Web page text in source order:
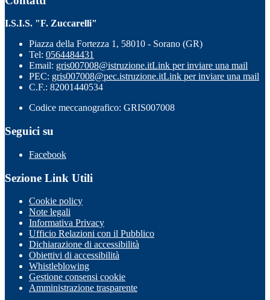
I.S.I.S. "F. Zuccarelli"
Piazza della Fortezza 1, 58010 - Sorano (GR)
Tel: 0564484431
Email: gris007008@istruzione.itLink per inviare una mail
PEC: gris007008@pec.istruzione.itLink per inviare una mail
C.F.: 82001440534
Codice meccanografico: GRIS007008
Seguici su
Facebook
Sezione Link Utili
Cookie policy
Note legali
Informativa Privacy
Ufficio Relazioni con il Pubblico
Dichiarazione di accessibilità
Obiettivi di accessibilità
Whistleblowing
Gestione consensi cookie
Amministrazione trasparente